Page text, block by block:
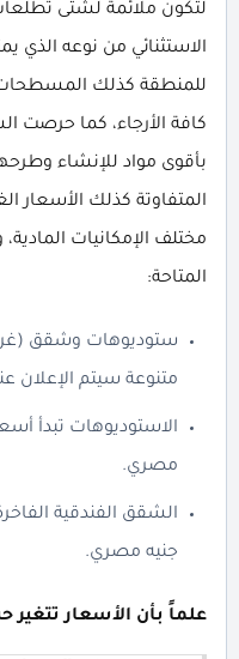
لتكون ملائمة لشتى
الاستثنائي من نوعه الذي
للمنطقة كذلك المسطحات
كافة الأرجاء، كما حرصت
بأقوى مواد للإنشاء
المتفاوتة كذلك الأسعار
مختلف الإمكانيات
المتاحة:
ستوديوهات وشقق
متنوعة سيتم الإعلان
مصري.
جنيه مصري.
علماً بأن الأسعار